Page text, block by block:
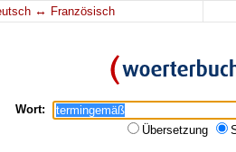
↔ Französisch
Wort:
Übersetzung